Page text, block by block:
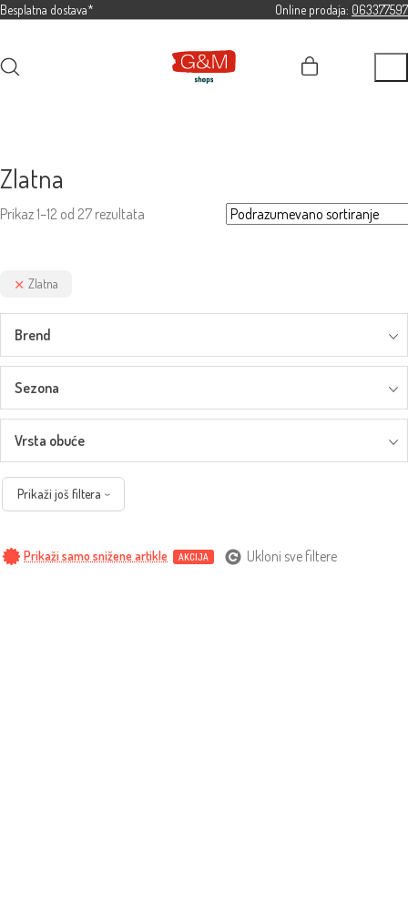
Besplatna dostava* Online prodaja: 063377597
Zlatna
Prikaz 1–12 od 27 rezultata
Zlatna
Brend
Sezona
Vrsta obuće
Prikaži još filtera
Prikaži samo snižene artikle Ukloni sve filtere